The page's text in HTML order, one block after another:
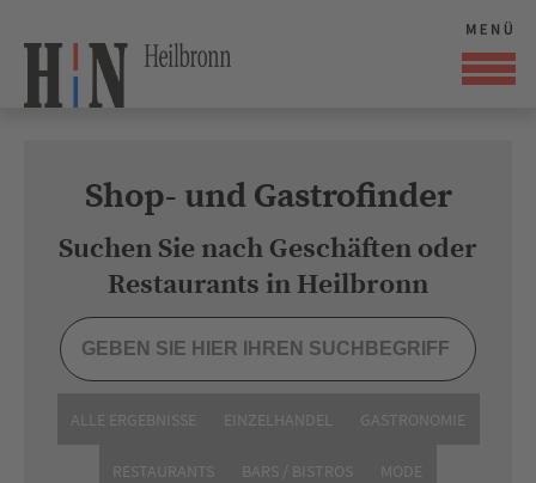
Shop- und Gastrofinder
Suchen Sie nach Geschäften oder
Restaurants in Heilbronn
ALLE ERGEBNISSE EINZELHANDEL GASTRONOMIE
RESTAURANTS BARS / BISTROS MODE